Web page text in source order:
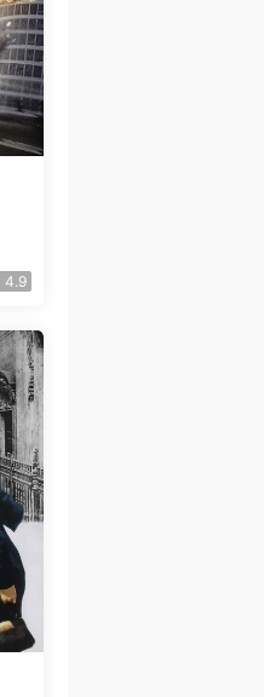
4.9